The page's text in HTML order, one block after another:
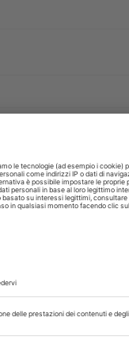
2026
a
of Dentistry ha